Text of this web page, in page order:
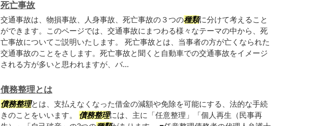
死亡事故
交通事故は、物損事故、人身事故、死亡事故の３つの種類に分けて考えること
ができます。このページでは、交通事故にまつわる様々なテーマの中から、死
亡事故についてご説明いたします。 死亡事故とは、当事者の方が亡くなられた
交通事故のことをさします。死亡事故と聞くと自動車での交通事故をイメージ
される方が多いと思われますが、バ...
債務整理とは
債務整理とは、支払えなくなった借金の減額や免除を可能にする、法的な手続
きのことをいいます。 債務整理には、主に「任意整理」「個人再生（民事再